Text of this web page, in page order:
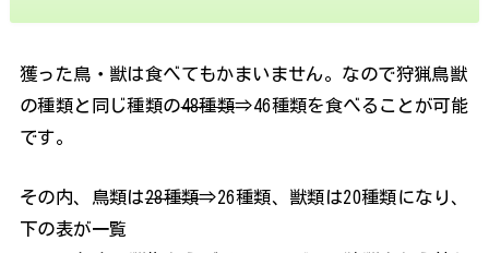
獲った鳥・獣は食べてもかまいません。なので狩猟鳥獣
の種類と同じ種類の48種類⇒46種類を食べることが可能
です。
その内、鳥類は28種類⇒26種類、獣類は20種類になり、
下の表が一覧